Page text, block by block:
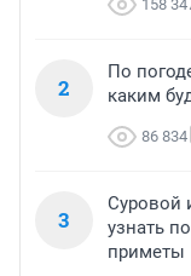
158
2
По
каким
86 834
3
Суровой
узнать
приметы